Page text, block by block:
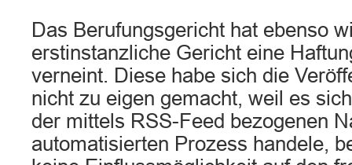
Das Berufungsgericht hat ebenso
erstinstanzliche Gericht eine
verneint. Diese habe sich die
nicht zu eigen gemacht, weil es
der mittels RSS-Feed bezogenen
automatisierten Prozess handele,